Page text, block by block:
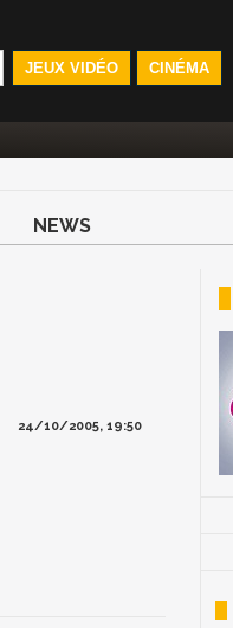
JEUX VIDÉO CINÉMA
NEWS
24/10/2005, 19:50